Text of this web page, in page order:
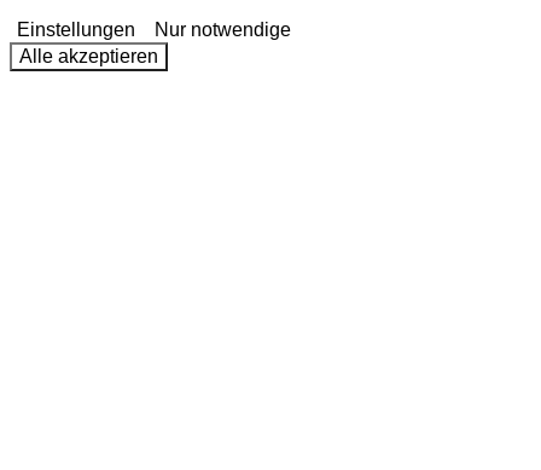
Einstellungen
Nur notwendige
Alle akzeptieren